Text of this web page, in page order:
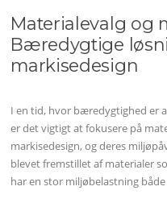
Materialevalg og
Bæredygtige
markisedesign
I en tid, hvor bæredygtighed er
er det vigtigt at fokusere på
markisedesign, og deres
blevet fremstillet af materialer
har en stor miljøbelastning